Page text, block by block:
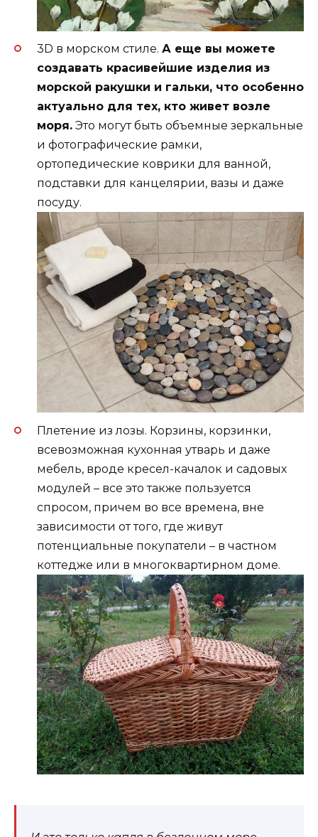
3D в морском стиле. А еще вы можете
создавать красивейшие изделия из
морской ракушки и гальки, что особенно
актуально для тех, кто живет возле
моря. Это могут быть объемные зеркальные
и фотографические рамки,
ортопедические коврики для ванной,
подставки для канцелярии, вазы и даже
посуду.
Плетение из лозы. Корзины, корзинки,
всевозможная кухонная утварь и даже
мебель, вроде кресел-качалок и садовых
модулей – все это также пользуется
спросом, причем во все времена, вне
зависимости от того, где живут
потенциальные покупатели – в частном
коттедже или в многоквартирном доме.